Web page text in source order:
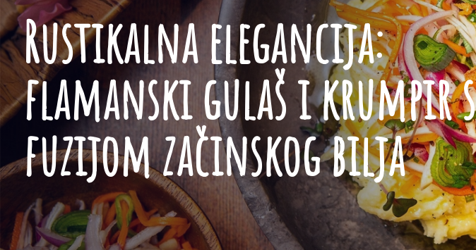
Rustikalna elegancija:
flamanski gulaš i krumpir s
fuzijom začinskog bilja